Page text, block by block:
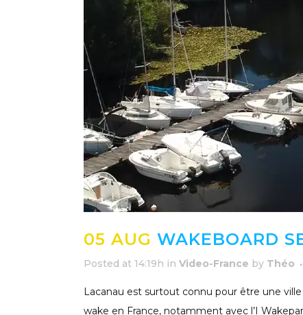
05 AUG WAKEBOARD
Posted at 14:19h in Video-France by Théo
Lacanau est surtout connu pour être une
wake en France, notamment avec l’I